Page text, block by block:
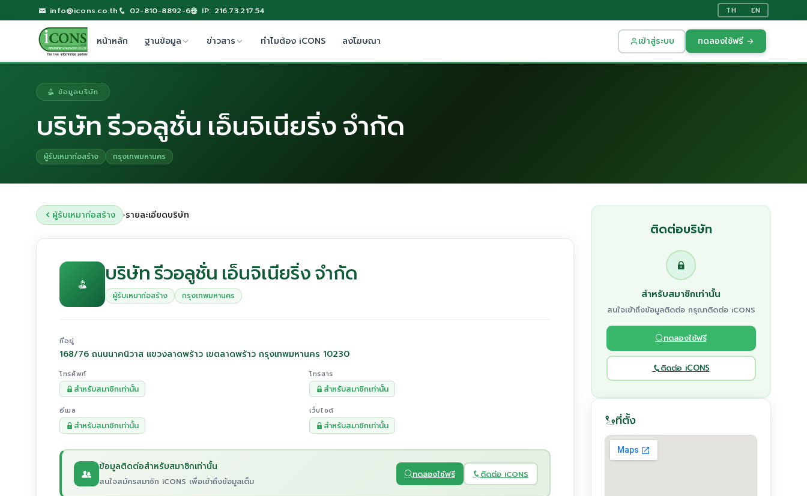
info@icons.co.th 02-810-8892-6 IP: 216.73.217.54 TH EN
หน้าหลัก ฐานข้อมูล ข่าวสาร ทำไมต้อง iCONS ลงโฆษณา เข้าสู่ระบบ ทดลองใช้ฟรี →
ข้อมูลบริษัท
บริษัท รีวอลูชั่น เอ็นจิเนียริ่ง จำกัด
ผู้รับเหมาก่อสร้าง กรุงเทพมหานคร
ผู้รับเหมาก่อสร้าง ›รายละเอียดบริษัท
บริษัท รีวอลูชั่น เอ็นจิเนียริ่ง จำกัด
ผู้รับเหมาก่อสร้าง กรุงเทพมหานคร
ที่อยู่
168/76 ถนนนาคนิวาส แขวงลาดพร้าว เขตลาดพร้าว กรุงเทพมหานคร 10230
โทรศัพท์
สำหรับสมาชิกเท่านั้น
โทรสาร
สำหรับสมาชิกเท่านั้น
อีเมล
สำหรับสมาชิกเท่านั้น
เว็บไซต์
สำหรับสมาชิกเท่านั้น
ข้อมูลติดต่อสำหรับสมาชิกเท่านั้น
สนใจสมัครสมาชิก iCONS เพื่อเข้าถึงข้อมูลเต็ม
ทดลองใช้ฟรี ติดต่อ iCONS
ติดต่อบริษัท
สำหรับสมาชิกเท่านั้น
สนใจเข้าถึงข้อมูลติดต่อ กรุณาติดต่อ iCONS
ทดลองใช้ฟรี
ติดต่อ iCONS
ที่ตั้ง